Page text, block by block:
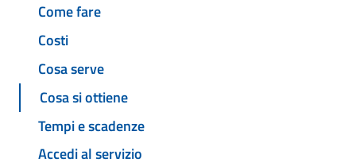
Come fare
Costi
Cosa serve
Cosa si ottiene
Tempi e scadenze
Accedi al servizio